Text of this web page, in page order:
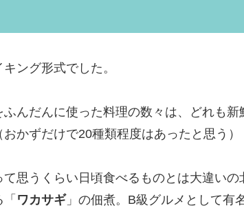
ング形式でした。
ふんだんに使った料理の数々は、どれも
かずだけで20種類程度はあったと思う）
思うくらい日頃食べるものとは大違いの
ワカサギ 」の佃煮。B級グルメとして有